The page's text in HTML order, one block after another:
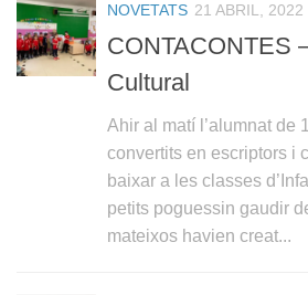
NOVETATS 21 ABRIL, 2022
CONTACONTES
Cultural
Ahir al matí l’alumnat de
convertits en escriptors i
baixar a les classes
petits poguessin gaudir
mateixos havien creat...